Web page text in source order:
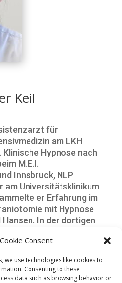
Consent
we use technologies like cookies to
Consenting to these
data such as browsing behavior or
Keil
für
am LKH
Klinische Hypnose nach
M.E.I.
Innsbruck, NLP
am Universitätsklinikum
er Erfahrung im
mit Hypnose
Hansen. In der dortigen
Betreuung von
und